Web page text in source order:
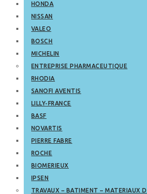
HONDA
NISSAN
VALEO
BOSCH
MICHELIN
ENTREPRISE PHARMACEUTIQUE
RHODIA
SANOFI AVENTIS
LILLY-FRANCE
BASF
NOVARTIS
PIERRE FABRE
ROCHE
BIOMERIEUX
IPSEN
TRAVAUX – BATIMENT – MATERIAUX